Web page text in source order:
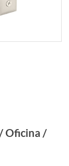
Oficina /